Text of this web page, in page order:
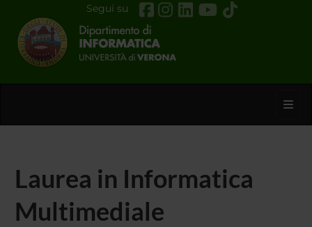
Segui su
Laurea in Informatica
Multimediale